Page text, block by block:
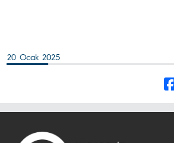
20 Ocak 2025